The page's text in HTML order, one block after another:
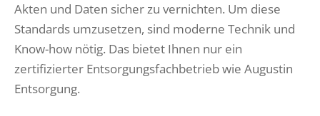
Akten und Daten sicher zu vernichten. Um diese
Standards umzusetzen, sind moderne Technik und
Know-how nötig. Das bietet Ihnen nur ein
zertifizierter Entsorgungsfachbetrieb wie Augustin
Entsorgung.